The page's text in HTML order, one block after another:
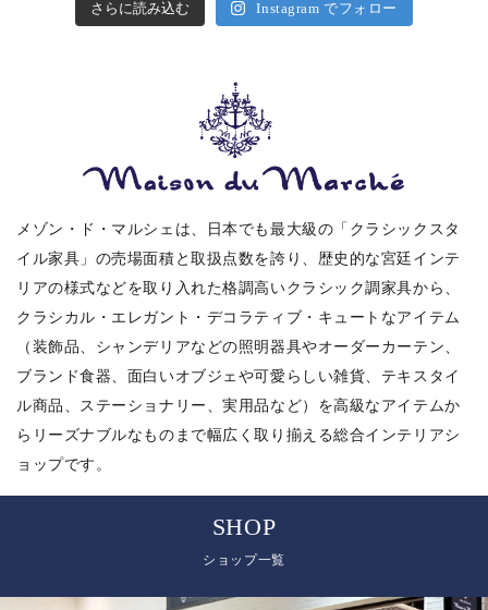
さらに読み込む Instagram でフォロー
メゾン・ド・マルシェは、日本でも最大級の「クラシックスタ
イル家具」の売場面積と取扱点数を誇り、歴史的な宮廷インテ
リアの様式などを取り入れた格調高いクラシック調家具から、
クラシカル・エレガント・デコラティブ・キュートなアイテム
（装飾品、シャンデリアなどの照明器具やオーダーカーテン、
ブランド食器、面白いオブジェや可愛らしい雑貨、テキスタイ
ル商品、ステーショナリー、実用品など）を高級なアイテムか
らリーズナブルなものまで幅広く取り揃える総合インテリアシ
ョップです。
SHOP
ショップ一覧